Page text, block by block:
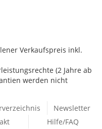
Verkaufspreis inkl.
(2 Jahre ab
werden nicht
Newsletter
Hilfe/FAQ